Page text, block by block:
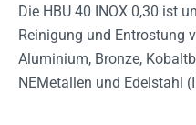
Die HBU 40 INOX 0,30 ist
Reinigung und Entrostung
Aluminium, Bronze,
NEMetallen und Edelstahl